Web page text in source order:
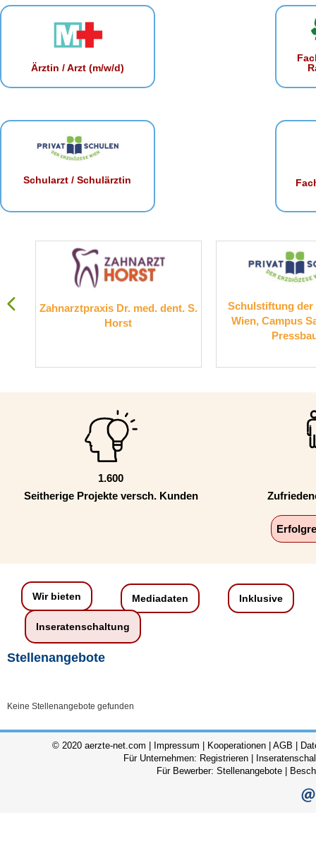
Ärztin / Arzt (m/w/d)
Schularzt / Schulärztin
Zahnarztpraxis Dr. med. dent. S.
Horst
Schulstiftung der
Wien, Campus
1.600
Seitherige Projekte versch. Kunden
Wir bieten Mediadaten Inklusive
Inseratenschaltung
Stellenangebote
Keine Stellenangebote gefunden
© 2020 aerzte-net.com | Impressum Kooperationen AGB
Für Unternehmen: Registrieren
Für Bewerber: Stellenangebote